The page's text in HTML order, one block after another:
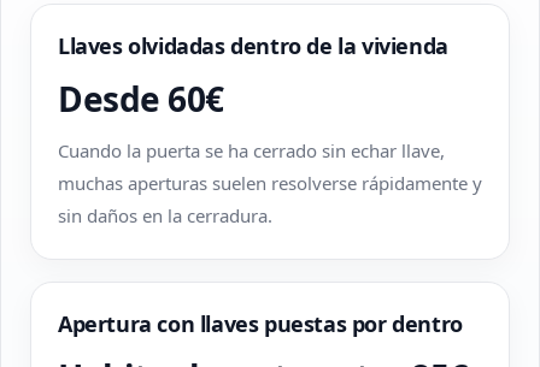
Llaves olvidadas dentro de la vivienda
Desde 60€
Cuando la puerta se ha cerrado sin echar llave,
muchas aperturas suelen resolverse rápidamente y
sin daños en la cerradura.
Apertura con llaves puestas por dentro